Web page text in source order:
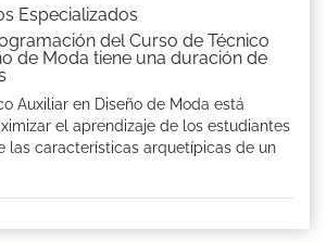
Especializados
del Curso de Técnico
de Moda tiene una duración de
Auxiliar en Diseño de Moda está
el aprendizaje de los estudiantes
las características arquetípicas de un